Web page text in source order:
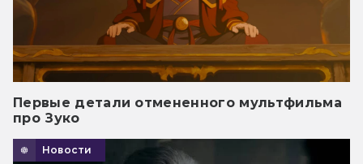
Первые детали отмененного мультфильма
про Зуко
Новости